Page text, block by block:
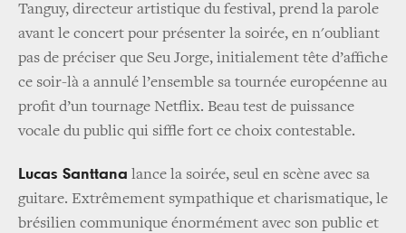
Tanguy, directeur artistique du festival, prend la parole
avant le concert pour présenter la soirée, en n'oubliant
pas de préciser que Seu Jorge, initialement tête d’affiche
ce soir-là a annulé l’ensemble sa tournée européenne au
profit d’un tournage Netflix. Beau test de puissance
vocale du public qui siffle fort ce choix contestable.
Lucas Santtana lance la soirée, seul en scène avec sa
guitare. Extrêmement sympathique et charismatique, le
brésilien communique énormément avec son public et